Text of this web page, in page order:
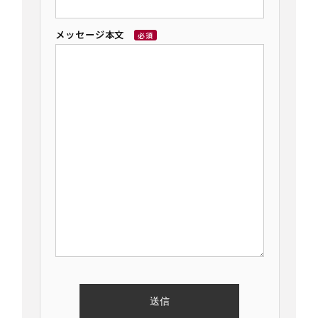
メッセージ本文 必須